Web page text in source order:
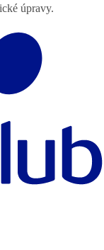
úpravy.